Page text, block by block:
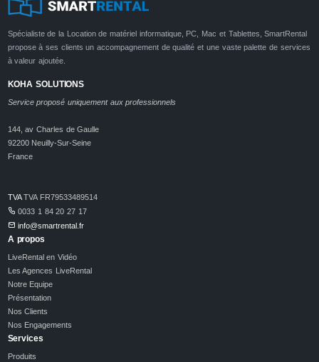
Spécialiste de la Location de matériel informatique, PC, Mac et Tablettes, SmartRental
propose à ses clients un accompagnement de qualité et une vaste palette de services
à valeur ajoutée.
KOHA SOLUTIONS
Service proposé uniquement aux professionnels
144, av Charles de Gaulle
92200 Neuilly-Sur-Seine
France
TVATVA FR79533489514
0033 1 84 20 27 17
info@smartrental.fr
A propos
LiveRental en Vidéo
Les Agences LiveRental
Notre Equipe
Présentation
Nos Clients
Nos Engagements
Services
Produits